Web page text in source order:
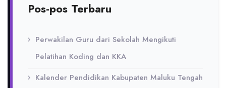
Pos-pos Terbaru
Perwakilan Guru dari Sekolah Mengikuti
Pelatihan Koding dan KKA
Kalender Pendidikan Kabupaten Maluku Tengah